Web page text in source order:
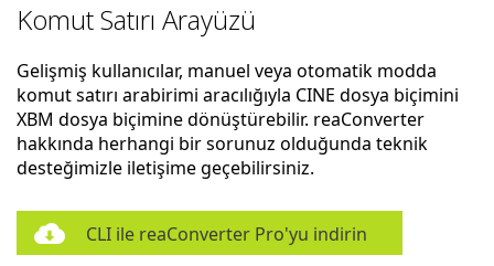
Komut Satırı Arayüzü
Gelişmiş kullanıcılar, manuel veya otomatik modda
komut satırı arabirimi aracılığıyla CINE dosya biçimini
XBM dosya biçimine dönüştürebilir. reaConverter
hakkında herhangi bir sorunuz olduğunda teknik
desteğimizle iletişime geçebilirsiniz.
CLI ile reaConverter Pro'yu indirin